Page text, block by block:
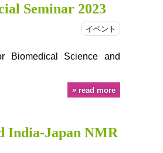
Seminar 2023
イベント
Biomedical Science and
read more
India-Japan NMR